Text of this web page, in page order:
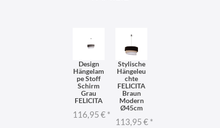
Design
Hängelam
pe Stoff
Schirm
Grau
FELICITA
116,95 €*
Stylische
Hängeleu
chte
FELICITA
Braun
Modern
Ø45cm
113,95 €*